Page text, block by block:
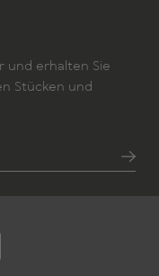
und erhalten Sie
Stücken und